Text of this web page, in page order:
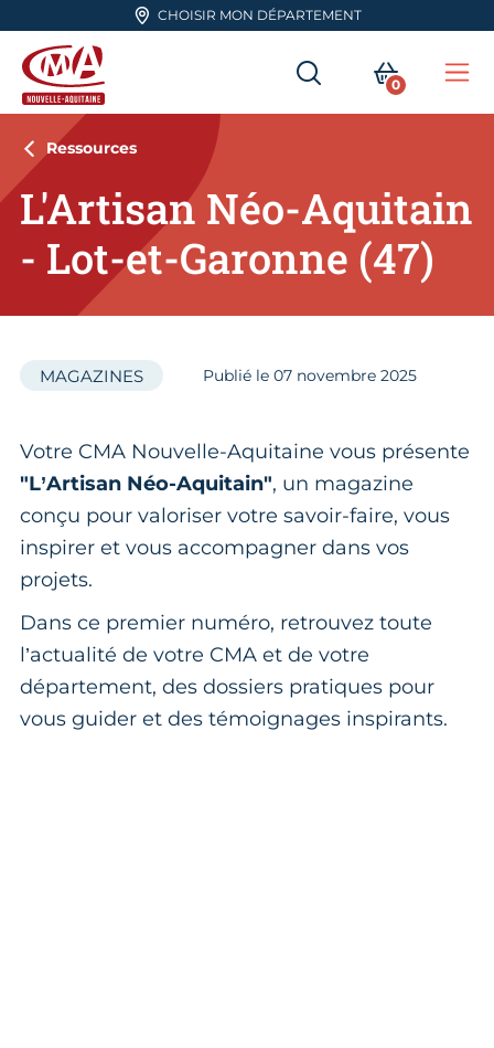
Aller en haut de pageCHOISIR MON DÉPARTEMENT
CMA Nouvelle-Aquitaine
RECHERCHER
MON
0
Ressources
L'Artisan Néo-Aquitain
- Lot-et-Garonne (47)
MAGAZINES Publié le 07 novembre 2025
Votre CMA Nouvelle-Aquitaine vous présente
"L’Artisan Néo-Aquitain", un magazine
conçu pour valoriser votre savoir-faire, vous
inspirer et vous accompagner dans vos
projets.
Dans ce premier numéro, retrouvez toute
l’actualité de votre CMA et de votre
département, des dossiers pratiques pour
vous guider et des témoignages inspirants.